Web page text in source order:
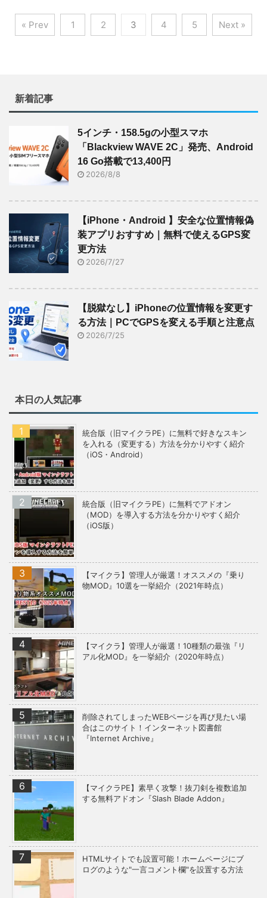
« Prev 1 2 3 4 5 Next »
新着記事
5インチ・158.5gの小型スマホ
「Blackview WAVE 2C」発売、Android
16 Go搭載で13,400円
2026/8/8
【iPhone・Android 】安全な位置情報偽
装アプリおすすめ｜無料で使えるGPS変
更方法
2026/7/27
【脱獄なし】iPhoneの位置情報を変更す
る方法｜PCでGPSを変える手順と注意点
2026/7/25
本日の人気記事
統合版（旧マイクラPE）に無料で好きなスキン
を入れる（変更する）方法を分かりやすく紹介
（iOS・Android）
統合版（旧マイクラPE）に無料でアドオン
（MOD）を導入する方法を分かりやすく紹介
（iOS版）
【マイクラ】管理人が厳選！オススメの『乗り
物MOD』10選を一挙紹介（2021年時点）
【マイクラ】管理人が厳選！10種類の最強『リ
アル化MOD』を一挙紹介（2020年時点）
削除されてしまったWEBページを再び見たい場
合はこのサイト！インターネット図書館
『Internet Archive』
【マイクラPE】素早く攻撃！抜刀剣を複数追加
する無料アドオン『Slash Blade Addon』
HTMLサイトでも設置可能！ホームページにブ
ログのような"一言コメント欄"を設置する方法